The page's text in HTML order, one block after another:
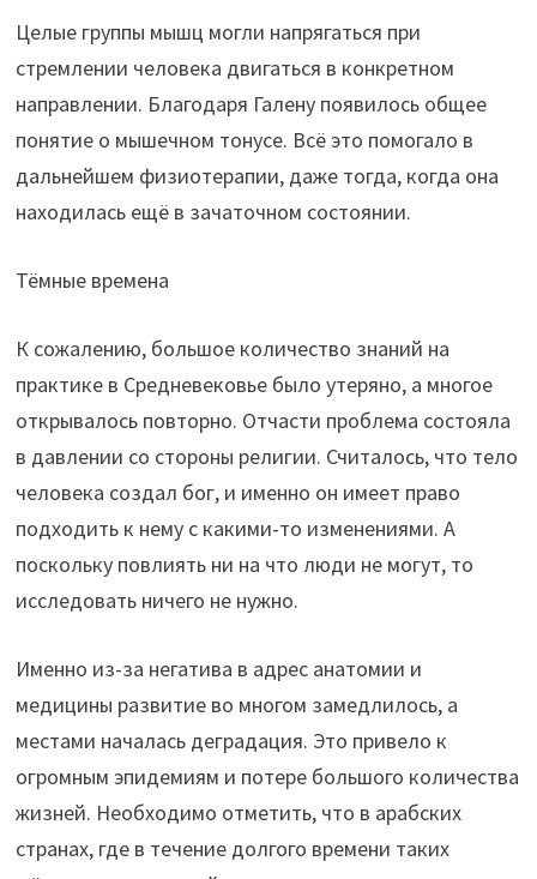
Целые группы мышц могли напрягаться при
стремлении человека двигаться в конкретном
направлении. Благодаря Галену появилось общее
понятие о мышечном тонусе. Всё это помогало в
дальнейшем физиотерапии, даже тогда, когда она
находилась ещё в зачаточном состоянии.
Тёмные времена
К сожалению, большое количество знаний на
практике в Средневековье было утеряно, а многое
открывалось повторно. Отчасти проблема состояла
в давлении со стороны религии. Считалось, что тело
человека создал бог, и именно он имеет право
подходить к нему с какими-то изменениями. А
поскольку повлиять ни на что люди не могут, то
исследовать ничего не нужно.
Именно из-за негатива в адрес анатомии и
медицины развитие во многом замедлилось, а
местами началась деградация. Это привело к
огромным эпидемиям и потере большого количества
жизней. Необходимо отметить, что в арабских
странах, где в течение долгого времени таких